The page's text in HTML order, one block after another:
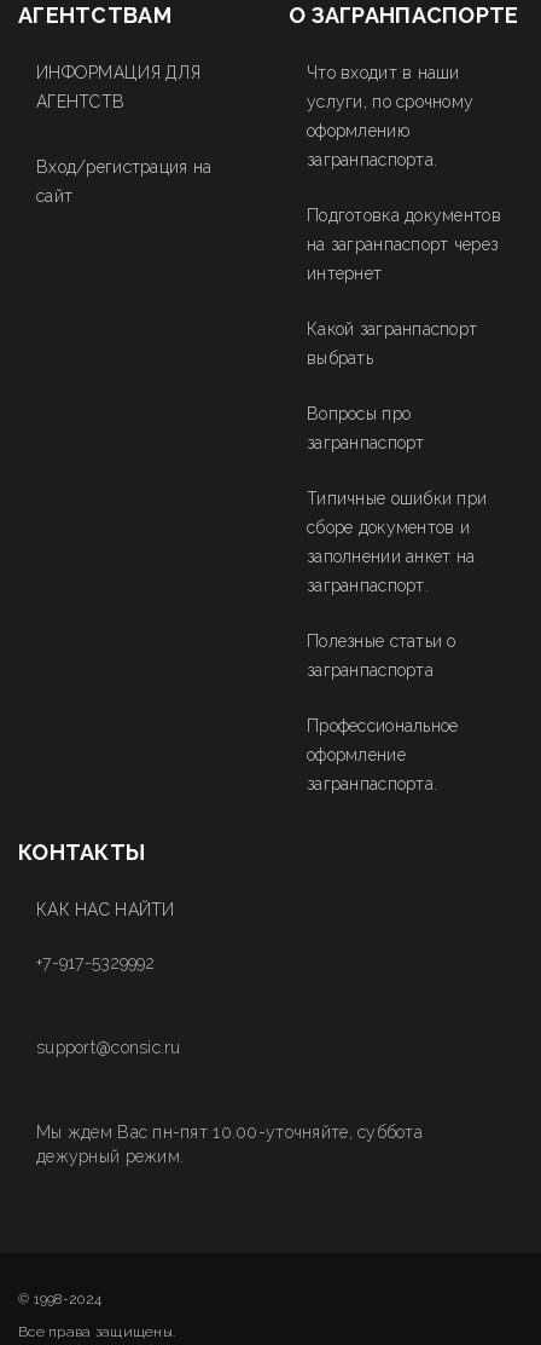
АГЕНТСТВАМ
ИНФОРМАЦИЯ ДЛЯ
АГЕНТСТВ
Вход/регистрация на
сайт
О ЗАГРАНПАСПОРТЕ
Что входит в наши
услуги, по срочному
оформлению
загранпаспорта.
Подготовка документов
на загранпаспорт через
интернет
Какой загранпаспорт
выбрать
Вопросы про
загранпаспорт
Типичные ошибки при
сборе документов и
заполнении анкет на
загранпаспорт.
Полезные статьи о
загранпаспорта
Профессиональное
оформление
загранпаспорта.
КОНТАКТЫ
КАК НАС НАЙТИ
+7-917-5329992
support@consic.ru
Мы ждем Вас пн-пят 10.00-уточняйте, суббота
дежурный режим.
© 1998-2024
Все права защищены.